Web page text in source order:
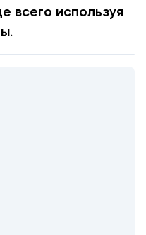
всего используя